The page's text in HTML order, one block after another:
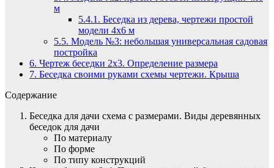
м
5.4.1. Беседка из дерева, чертежи простой
модели 4х6 м
5.5. Модель №3: небольшая универсальная садовая
постройка
6. Чертеж беседки 2х3. Определение размера
7. Беседка своими руками схемы чертежи. Крыша
Содержание
Беседка для дачи схема с размерами. Виды деревянных
беседок для дачи
По материалу
По форме
По типу конструкций